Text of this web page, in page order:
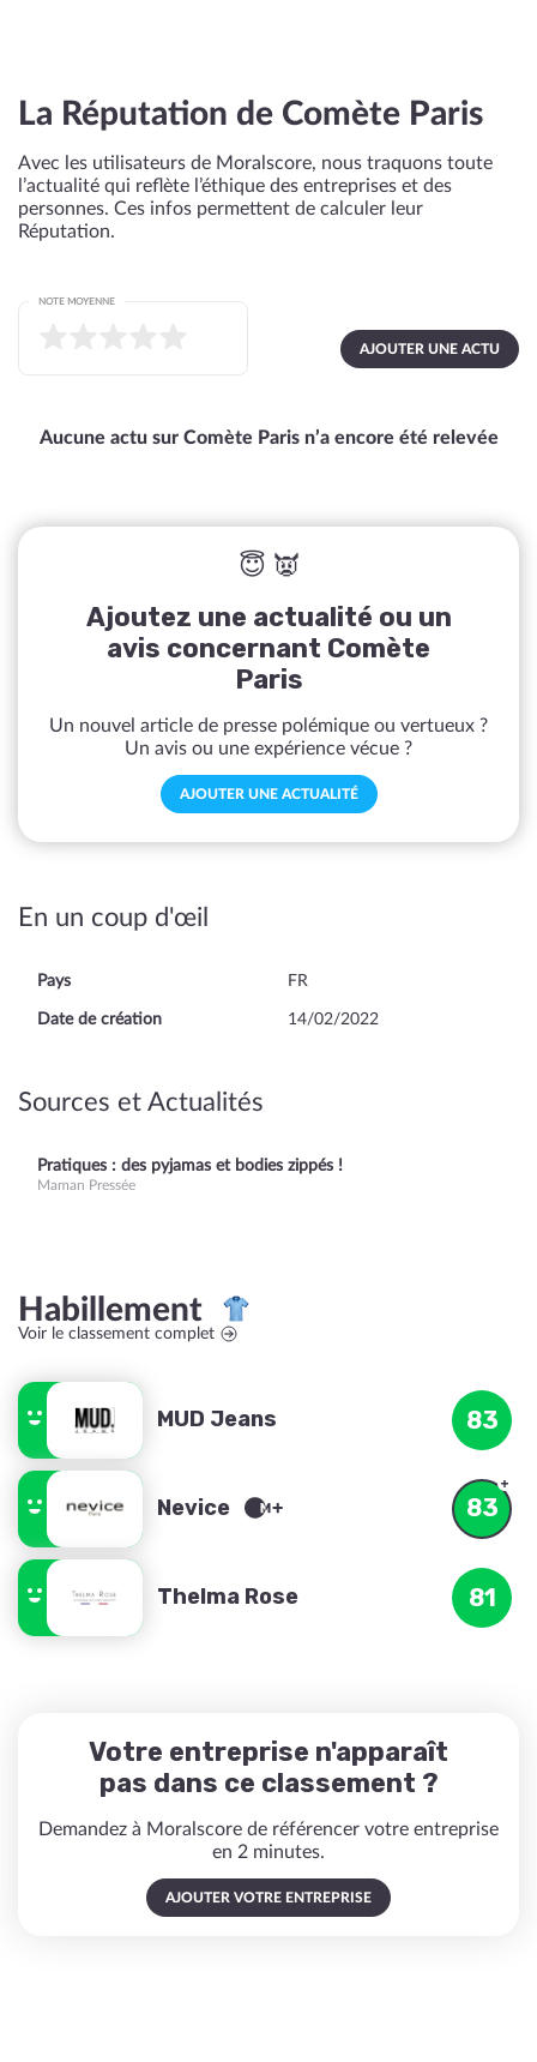
La Réputation de Comète Paris
Avec les utilisateurs de Moralscore, nous traquons toute
l’actualité qui reflète l’éthique des entreprises et des
personnes. Ces infos permettent de calculer leur
Réputation.
AJOUTER UNE ACTU
NOTE MOYENNE
Aucune actu sur Comète Paris n’a encore été relevée
😇 👿
Ajoutez une actualité ou un
avis concernant Comète
Paris
Un nouvel article de presse polémique ou vertueux ?
Un avis ou une expérience vécue ?
AJOUTER UNE ACTUALITÉ
En un coup d'œil
Pays FR
Date de création 14/02/2022
Sources et Actualités
Pratiques : des pyjamas et bodies zippés !
Maman Pressée
Habillement
Voir le classement complet
MUD Jeans 83
Nevice 83
Thelma Rose 81
Votre entreprise n'apparaît
pas dans ce classement ?
Demandez à Moralscore de référencer votre entreprise
en 2 minutes.
AJOUTER VOTRE ENTREPRISE